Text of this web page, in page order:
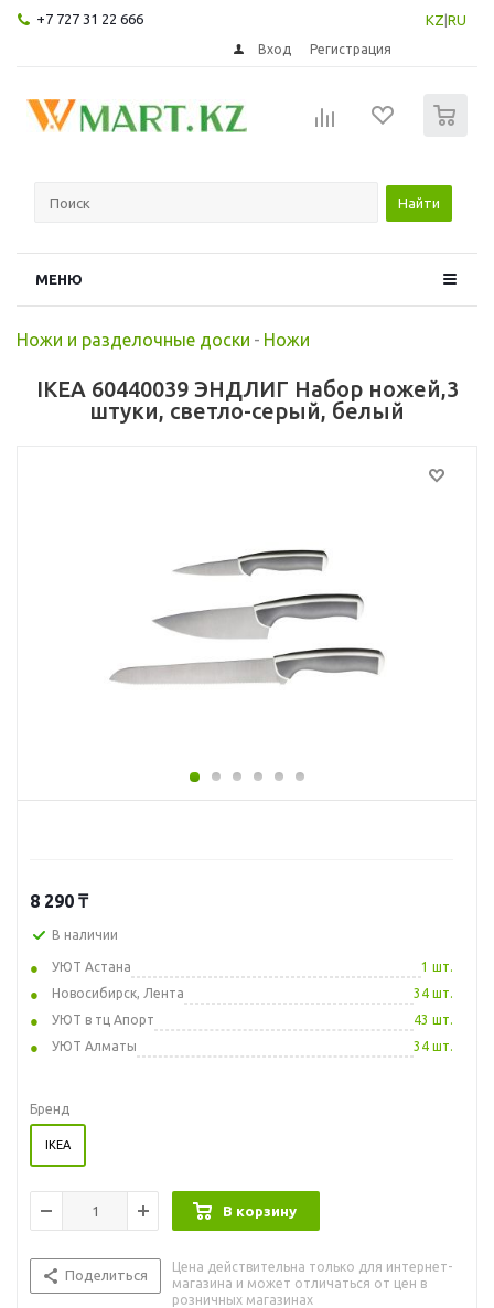
+7 727 31 22 666 KZ RU
Вход Регистрация
Найти
МЕНЮ
Ножи и разделочные доски - Ножи
IKEA 60440039 ЭНДЛИГ Набор ножей,3
штуки, светло-серый, белый
8 290 ₸
В наличии
УЮТ Астана
1 шт.
Новосибирск, Лента
34 шт.
УЮТ в тц Апорт
43 шт.
УЮТ Алматы
34 шт.
Бренд
IKEA
В корзину
Поделиться
Цена действительна только для интернет-
магазина и может отличаться от цен в
розничных магазинах